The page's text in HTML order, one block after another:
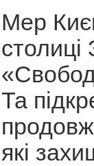
Мер
Та
які